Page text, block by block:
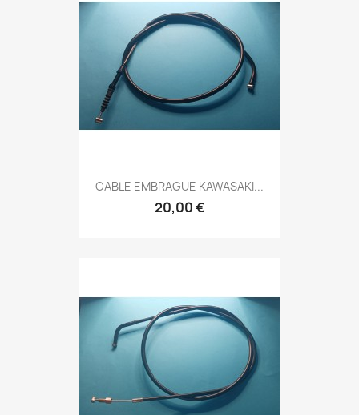
CABLE EMBRAGUE KAWASAKI...
20,00 €